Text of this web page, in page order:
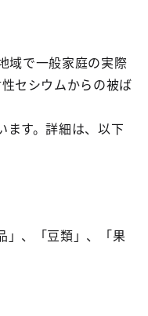
域で一般家庭の実際
セシウムからの被ば
ます。詳細は、以下
」、「豆類」、「果